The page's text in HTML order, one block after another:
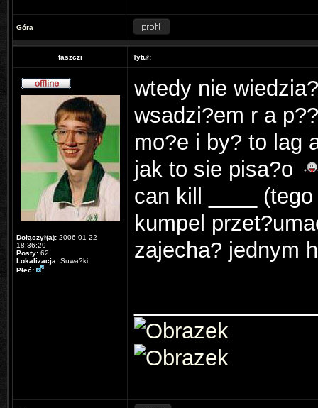
Góra
faszczi Tytuł:
Dołączył(a): 2006-01-22
18:36:29
Posty: 62
Lokalizacja: Suwa?ki
Płeć:
wtedy nie
wsadzi?em r a
mo?e i by? to lag
jak to sie pisa?o
can kill ____
kumpel
zajecha? jednym